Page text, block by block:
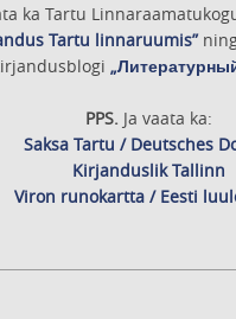
ka Tartu
Tartu linnaruumis”
PPS. Ja vaata ka:
Saksa Tartu / Deutsches
Kirjanduslik Tallinn
Viron runokartta / Eesti